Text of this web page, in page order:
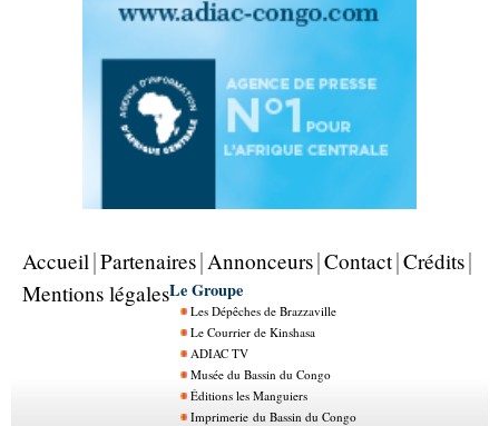
Accueil Partenaires Annonceurs Contact Crédits
Mentions légalesLe Groupe
Les Dépêches de Brazzaville
Le Courrier de Kinshasa
ADIAC TV
Musée du Bassin du Congo
Éditions les Manguiers
Imprimerie du Bassin du Congo